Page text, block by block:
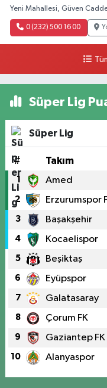
Yeni Mahallesi, Güven
0 (232) 500 16 00
Süper Lig
Süper Lig
# Takım
1 Amed
2 Erzurumspor
3 Başakşehir
4 Kocaelispor
5 Beşiktaş
6 Eyüpspor
7 Galatasaray
8 Çorum FK
9 Gaziantep FK
10 Alanyaspor